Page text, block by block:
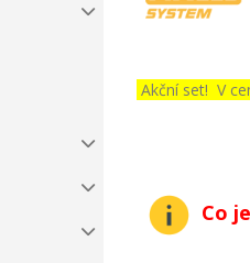
Akční set! V
Co